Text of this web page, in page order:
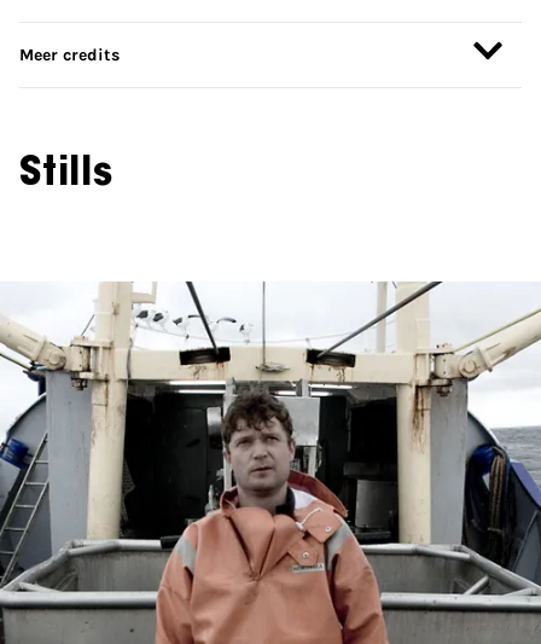
Meer credits
Stills